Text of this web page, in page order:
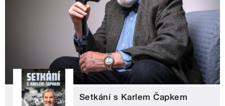
Setkání s Karlem Čapkem